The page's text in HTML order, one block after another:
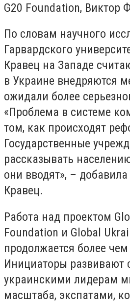
G20 Foundation, Виктор
По словам научного
Гарвардского
Кравец на Западе
в Украине внедряются
ожидали более
«Проблема в системе
том, как происходят
Государственные
рассказывать
они вводят», –
Кравец.
Работа над проектом
Foundation и Global
продолжается более
Инициаторы развивают
украинскими лидерам
масштаба, экспатами,